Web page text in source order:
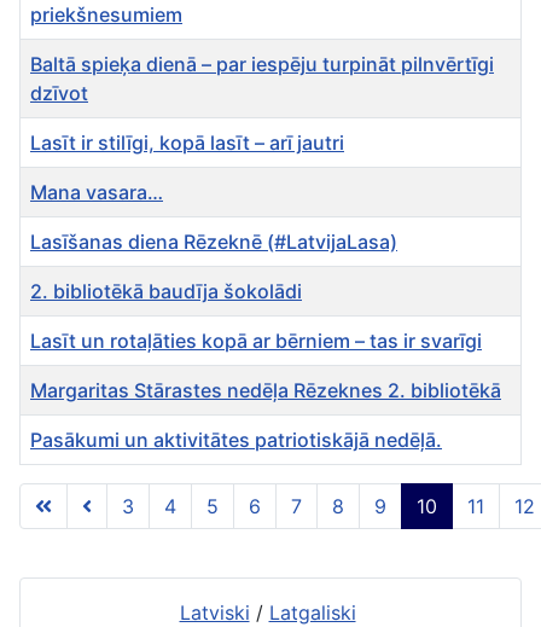
Rakstu tabula
priekšnesumiem
Baltā spieķa dienā – par iespēju turpināt pilnvērtīgi
dzīvot
Lasīt ir stilīgi, kopā lasīt – arī jautri
Mana vasara…
Lasīšanas diena Rēzeknē (#LatvijaLasa)
2. bibliotēkā baudīja šokolādi
Lasīt un rotaļāties kopā ar bērniem – tas ir svarīgi
Margaritas Stārastes nedēļa Rēzeknes 2. bibliotēkā
Pasākumi un aktivitātes patriotiskājā nedēļā.
10 lapa no 12
3 4 5 6 7 8 9 10 11 12
Latviski / Latgaliski